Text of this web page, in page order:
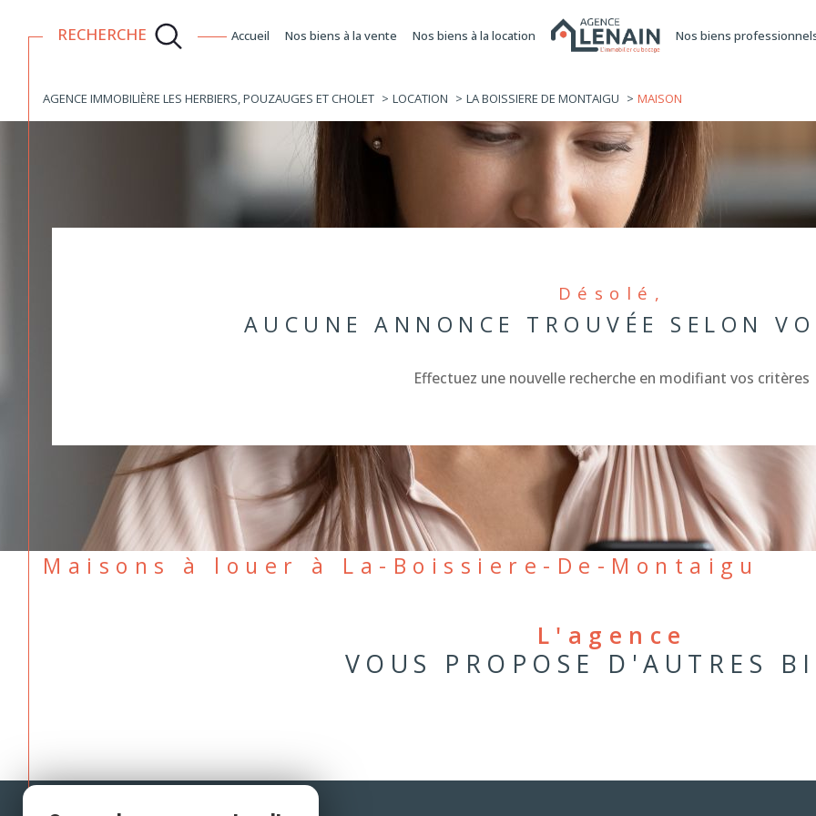
accueil nos biens à la vente nos biens à la location nos biens
achat location
qui sommes-nous ? l'équipe actualités
RECHERCHE
Acheter
habitation
de l'immo pro
Louer
à l'année
de l'immo pro
Estimer
TYPE DE BIEN LOCALISATION LOYER
Maison 85600 - La Boissière-de-Montaigu
AGENCE IMMOBILIÈRE LES HERBIERS, POUZAUGES ET CHOLET LOCATION LA BOISSIERE DE MONTAIGU MAISON
Désolé,
AUCUNE ANNONCE TROUVÉE SELON
Effectuez une nouvelle recherche en modifiant vos critères
Maisons à louer à La-Boissiere-De-Montaigu
L'agence
VOUS PROPOSE D'AUTRES